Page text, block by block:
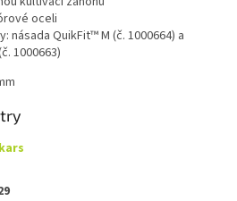
oceli
násada QuikFit™ M (č. 1000664) a
1000663)